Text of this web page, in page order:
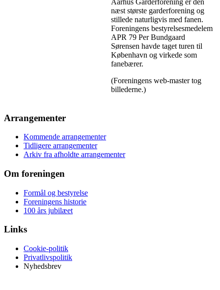
næst største garderforening og
stillede naturligvis med fanen.
Foreningens bestyrelsesmedelem
APR 79 Per Bundgaard
Sørensen havde taget turen til
København og virkede som
fanebærer.
(Foreningens web-master tog
billederne.)
Arrangementer
Kommende arrangementer
Tidligere arrangementer
Arkiv fra afholdte arrangementer
Om foreningen
Formål og bestyrelse
Foreningens historie
100 års jubilæet
Links
Cookie-politik
Privatlivspolitik
Nyhedsbrev